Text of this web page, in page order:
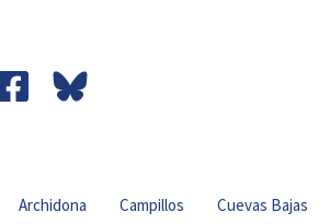
Archidona Campillos Cuevas Bajas